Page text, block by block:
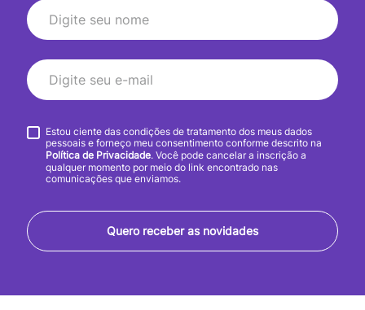
Quero receber as novidades
Estou ciente das condições de tratamento dos meus dados
pessoais e forneço meu consentimento conforme descrito na
Política de Privacidade. Você pode cancelar a inscrição a
qualquer momento por meio do link encontrado nas
comunicações que enviamos.